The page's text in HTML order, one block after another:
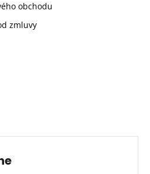
obchodu
zmluvy